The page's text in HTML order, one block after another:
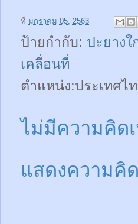
ที่ มกราคม 05, 2563
ป้ายกำกับ: ปะยาง
เคลื่อนที่
ตำแหน่ง:ประเทศไ
ไม่มีความคิด
แสดงความคิ